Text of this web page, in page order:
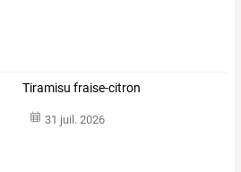
Tiramisu fraise-citron
31 juil. 2026